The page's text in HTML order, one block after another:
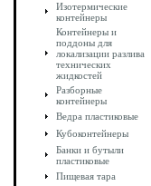
Изотермические
контейнеры
Контейнеры и
поддоны для
локализации разлива
технических
жидкостей
Разборные
контейнеры
Ведра пластиковые
Кубоконтейнеры
Банки и бутыли
пластиковые
Пищевая тара